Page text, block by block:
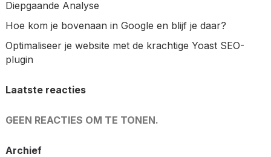
Diepgaande Analyse
Hoe kom je bovenaan in Google en blijf je daar?
Optimaliseer je website met de krachtige Yoast SEO-
plugin
Laatste reacties
GEEN REACTIES OM TE TONEN.
Archief